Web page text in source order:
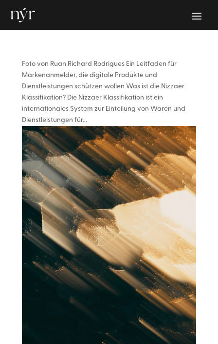
Foto von Ruan Richard Rodrigues Ein Leitfaden für
Markenanmelder, die digitale Produkte und
Dienstleistungen schützen wollen Was ist die Nizzaer
Klassifikation? Die Nizzaer Klassifikation ist ein
internationales System zur Einteilung von Waren und
Dienstleistungen für...